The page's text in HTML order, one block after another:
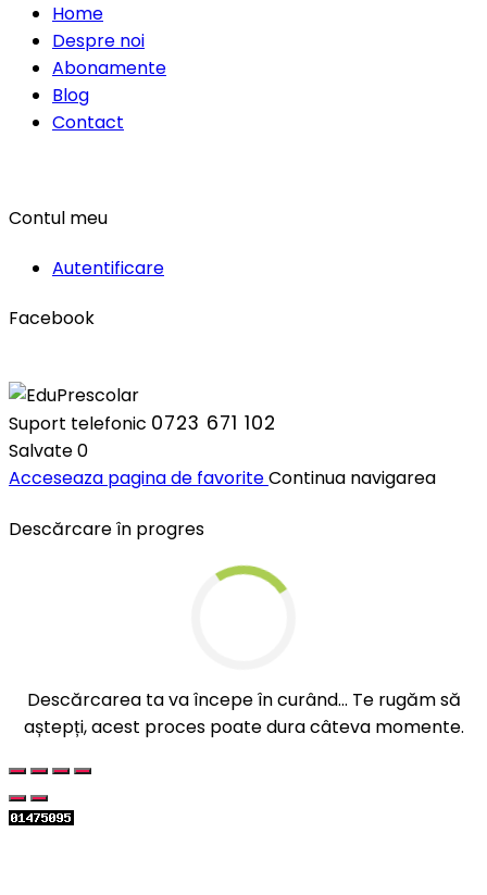
Home
Despre noi
Abonamente
Blog
Contact
Contul meu
Autentificare
Facebook
Suport telefonic 0723 671 102
Salvate0
Acceseaza pagina de favoriteContinua navigarea
Descărcare în progres
Descărcarea ta va începe în curând... Te rugăm să
aștepți, acest proces poate dura câteva momente.